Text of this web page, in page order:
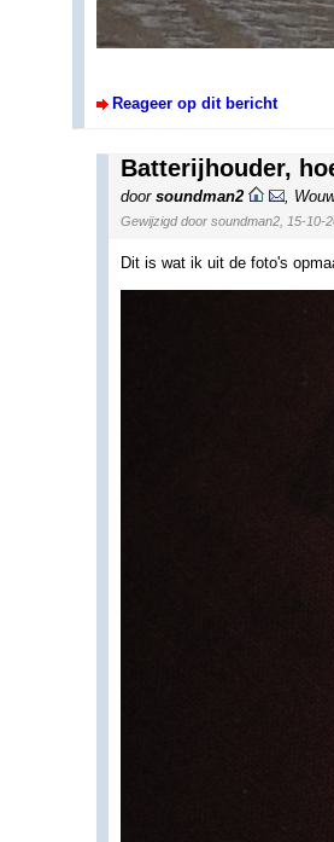
Reageer op dit bericht
Batterijhouder,
door soundman2 Wouw
Gewijzigd door soundman2, 15-10-
Dit is wat ik uit de foto's